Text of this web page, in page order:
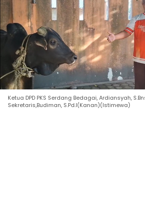
Ketua DPD PKS Serdang Bedagai, Ardiansyah,
Sekretaris,Budiman, S.Pd.I(Kanan)(Istimewa)